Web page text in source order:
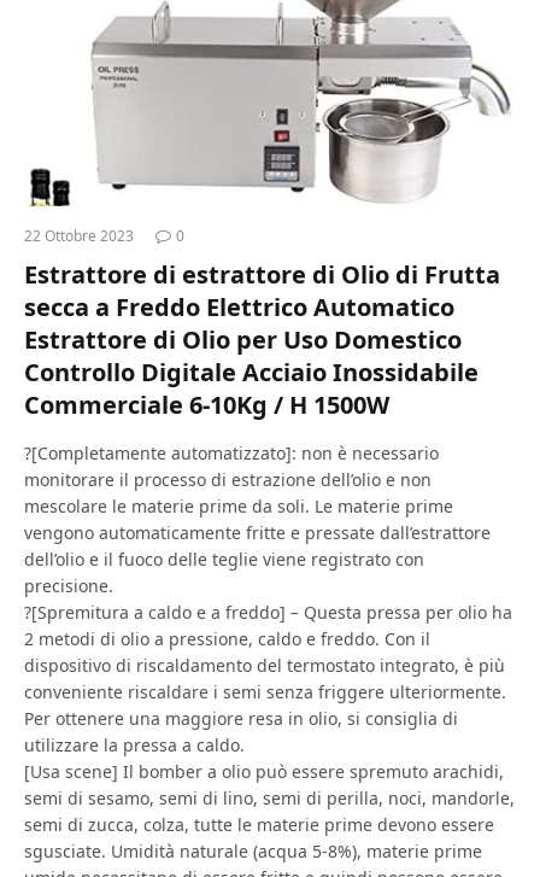
22 Ottobre 2023 0
Estrattore di estrattore di Olio di Frutta
secca a Freddo Elettrico Automatico
Estrattore di Olio per Uso Domestico
Controllo Digitale Acciaio Inossidabile
Commerciale 6-10Kg / H 1500W
?[Completamente automatizzato]: non è necessario
monitorare il processo di estrazione dell’olio e non
mescolare le materie prime da soli. Le materie prime
vengono automaticamente fritte e pressate dall’estrattore
dell’olio e il fuoco delle teglie viene registrato con
precisione.
?[Spremitura a caldo e a freddo] – Questa pressa per olio ha
2 metodi di olio a pressione, caldo e freddo. Con il
dispositivo di riscaldamento del termostato integrato, è più
conveniente riscaldare i semi senza friggere ulteriormente.
Per ottenere una maggiore resa in olio, si consiglia di
utilizzare la pressa a caldo.
[Usa scene] Il bomber a olio può essere spremuto arachidi,
semi di sesamo, semi di lino, semi di perilla, noci, mandorle,
semi di zucca, colza, tutte le materie prime devono essere
sgusciate. Umidità naturale (acqua 5-8%), materie prime